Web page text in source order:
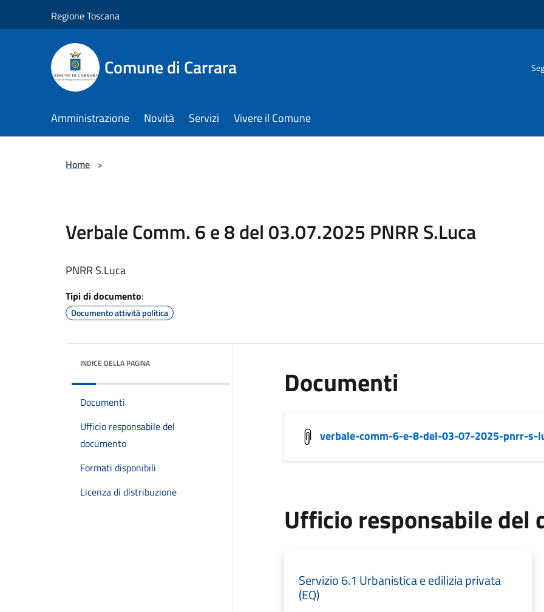
Regione Toscana
Comune di Carrara
Amministrazione Novità Servizi Vivere il Comune
Home >
Verbale Comm. 6 e 8 del 03.07.2025 PNRR S.Luca
PNRR S.Luca
Tipi di documento:
Documento attività politica
INDICE DELLA PAGINA
Documenti
Ufficio responsabile del
documento
Formati disponibili
Licenza di distribuzione
Documenti
verbale-comm-6-e-8-del-03-07-2025-pnrr-s-
Ufficio responsabile del
Servizio 6.1 Urbanistica e edilizia privata
(EQ)